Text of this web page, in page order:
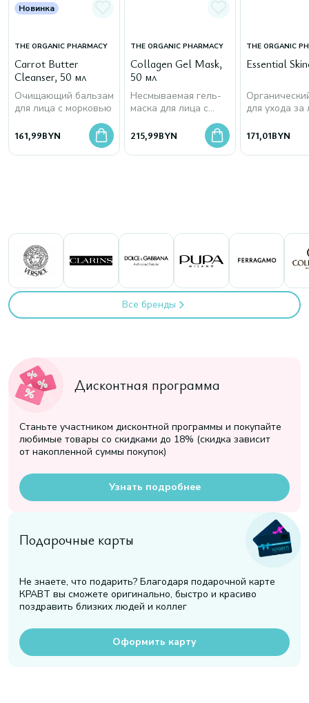
Новинка
THE ORGANIC PHARMACY
Carrot Butter
Cleanser, 50 мл
Очищающий бальзам
для лица с морковью
161,99BYN
THE ORGANIC PHARMACY
Collagen Gel Mask,
50 мл
Несмываемая гель-
маска для лица с
морским коллагеном
215,99BYN
THE ORGANIC
Essential
для ухода за
171,01BYN
Все бренды
Дисконтная программа
Станьте участником дисконтной программы и покупайте
любимые товары со скидками до 18% (скидка зависит
от накопленной суммы покупок)
Узнать подробнее
Подарочные карты
Не знаете, что подарить? Благодаря подарочной карте
КРАВТ вы сможете оригинально, быстро и красиво
поздравить близких людей и коллег
Оформить карту